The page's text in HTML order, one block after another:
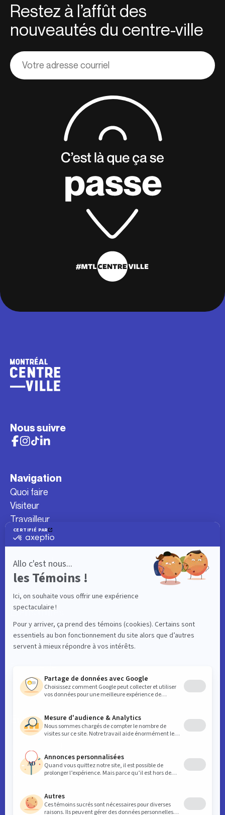
Restez à l’affût des
nouveautés du centre-ville
Adresse
courriel
Nous suivre
Navigation
Quoi faire
Visiteur
Travailleur
Étudiant
Résident
Événements
Carte interactive
Liens utiles
Actualités
À propos
confidentialité
Espaces affaires
Données clés du centre-ville
Avantages Membres
Assemblées générales
Foire aux questions